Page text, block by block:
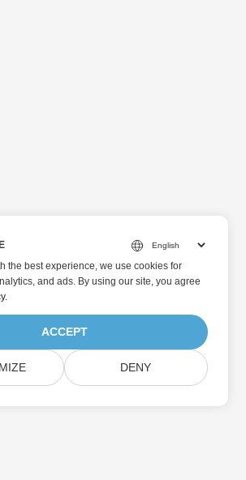
the best experience, we use cookies for
and ads. By using our site, you agree
.
ACCEPT
DENY